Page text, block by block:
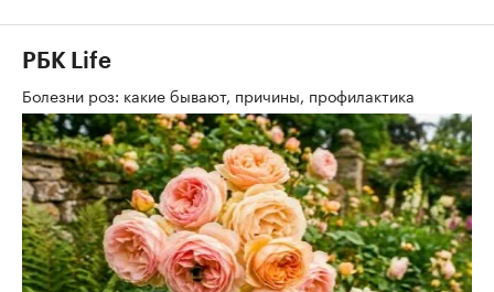
РБК Life
Болезни роз: какие бывают, причины, профилактика